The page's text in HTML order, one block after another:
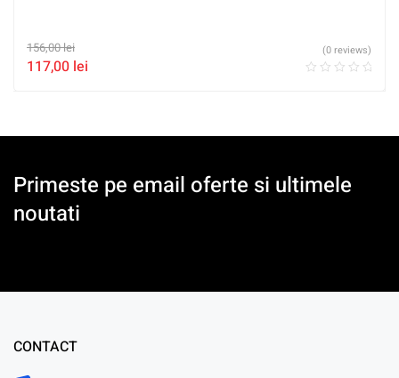
156,00lei
117,00 lei
(0 reviews)
Primeste pe email oferte si ultimele
noutati
CONTACT